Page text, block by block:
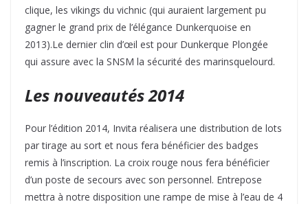
clique, les vikings du vichnic (qui auraient largement pu
gagner le grand prix de l’élégance Dunkerquoise en
2013).Le dernier clin d’œil est pour Dunkerque Plongée
qui assure avec la SNSM la sécurité des marinsquelourd.
Les nouveautés 2014
Pour l’édition 2014, Invita réalisera une distribution de lots
par tirage au sort et nous fera bénéficier des badges
remis à l’inscription. La croix rouge nous fera bénéficier
d’un poste de secours avec son personnel. Entrepose
mettra à notre disposition une rampe de mise à l’eau de 4